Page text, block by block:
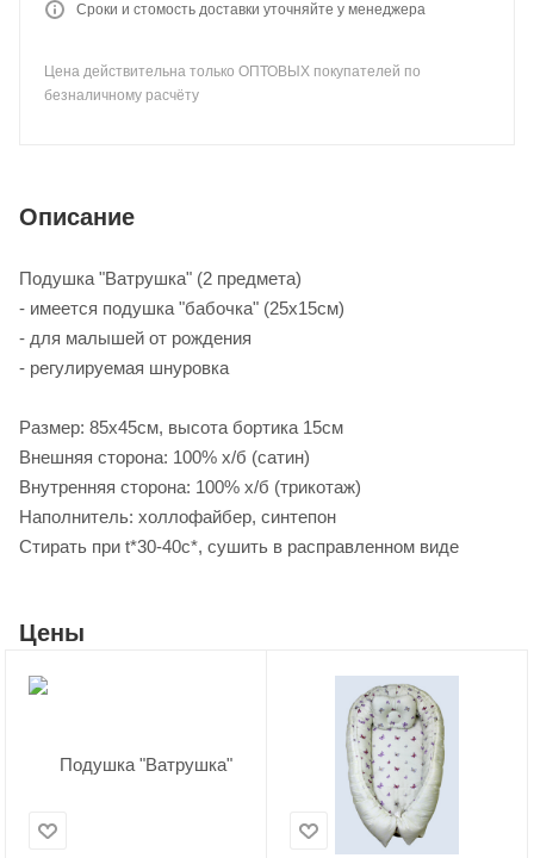
Сроки и стомость доставки уточняйте у менеджера
Цена действительна только ОПТОВЫХ покупателей по
безналичному расчёту
Описание
Подушка "Ватрушка" (2 предмета)
- имеется подушка "бабочка" (25х15см)
- для малышей от рождения
- регулируемая шнуровка
Размер: 85х45см, высота бортика 15см
Внешняя сторона: 100% х/б (сатин)
Внутренняя сторона: 100% х/б (трикотаж)
Наполнитель: холлофайбер, синтепон
Стирать при t*30-40с*, сушить в расправленном виде
Цены